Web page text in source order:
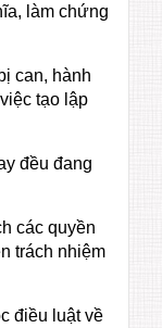
làm chứng
can, hành
tạo lập
đều đang
các quyền
trách nhiệm
điều luật về